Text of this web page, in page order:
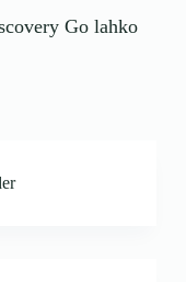
Go lahko